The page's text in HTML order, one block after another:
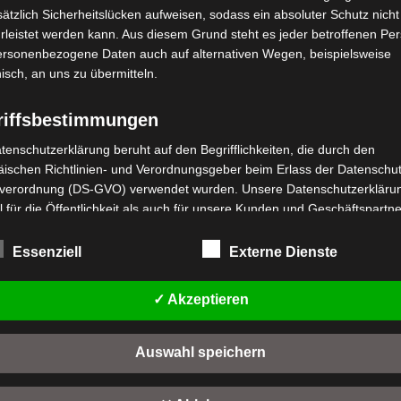
Versand
VORDERES
MIT
IN DEN WARENKORB
Kostenloser Versand
VB3 LENKER
Bewertet
von
39,00€ *
IN DEN WARENKORB
VB3
Sicherheitslücken aufweisen, sodass ein absoluter Schutz nicht
werden kann. Aus diesem Grund steht es jeder betroffenen
Daten auch auf alternativen Wegen, beispielsweise
an uns zu übermitteln.
beruht auf den Begrifflichkeiten, die durch den
Richtlinien- und Verordnungsgeber beim Erlass der
(DS-GVO) verwendet wurden. Unsere
für die Öffentlichkeit als auch für unsere Kunden und
Begrifflichkeiten erläutern.
a) personenbezogene Daten
Personenbezogene Daten sind alle Informationen, die sich auf eine
identifizierte oder identifizierbare natürliche Person (im Folgenden
Essenziell Externe Dienste
✓ Akzeptieren
Auswahl speichern